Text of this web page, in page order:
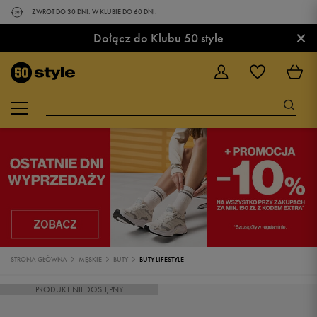
ZWROT DO 30 DNI. W KLUBIE DO 60 DNI.
Dołącz do Klubu 50 style ×
STRONA GŁÓWNA MĘSKIE BUTY BUTY LIFESTYLE
PRODUKT NIEDOSTĘPNY